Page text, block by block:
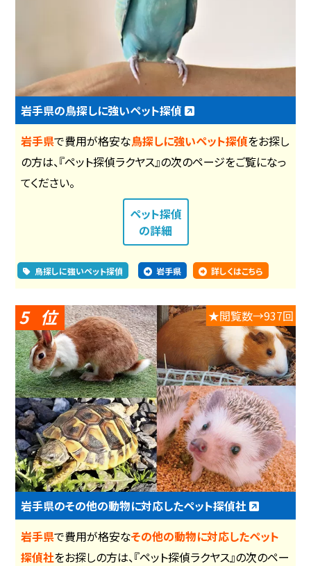
岩手県の鳥探しに強いペット探偵
岩手県で費用が格安な鳥探しに強いペット探偵をお探し
の方は、『ペット探偵ラクヤス』の次のページをご覧になっ
てください。
ペット探偵
の詳細
鳥探しに強いペット探偵 岩手県 詳しくはこちら
5 ★閲覧数→937回
岩手県のその他の動物に対応したペット探偵社
岩手県で費用が格安なその他の動物に対応したペット
探偵社をお探しの方は、『ペット探偵ラクヤス』の次のペー